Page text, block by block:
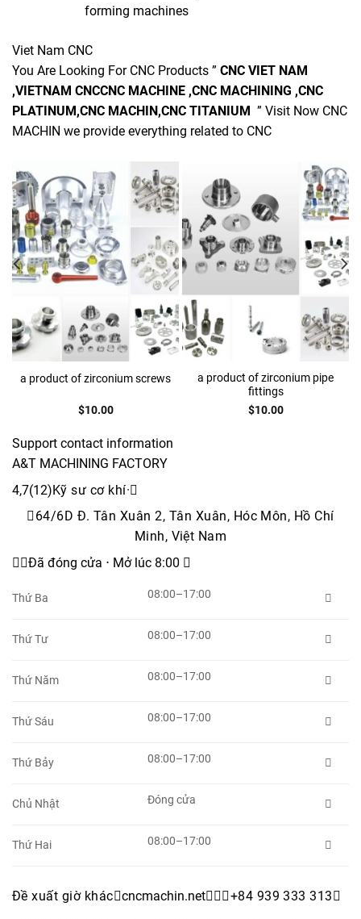
forming machines
Viet Nam CNC
You Are Looking For CNC Products ” CNC VIET NAM
,VIETNAM CNCCNC MACHINE ,CNC MACHINING ,CNC
PLATINUM,CNC MACHIN,CNC TITANIUM ” Visit Now CNC
MACHIN we provide everything related to CNC
a product of zirconium screws
$10.00
a product of zirconium pipe
fittings
$10.00
Support contact information
A&T MACHINING FACTORY
4,7(12)Kỹ sư cơ khí·
64/6D Đ. Tân Xuân 2, Tân Xuân, Hóc Môn, Hồ Chí
Minh, Việt Nam
Đã đóng cửa ⋅ Mở lúc 8:00 
Thứ Ba 08:00–17:00 
Thứ Tư 08:00–17:00 
Thứ Năm 08:00–17:00 
Thứ Sáu 08:00–17:00 
Thứ Bảy 08:00–17:00 
Chủ Nhật Đóng cửa 
Thứ Hai 08:00–17:00 
Đề xuất giờ kháccncmachin.net+84 939 333 313